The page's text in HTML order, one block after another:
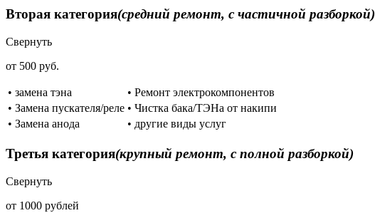
Вторая категория(средний ремонт, с частичной разборкой)
Свернуть
от 500 руб.
• замена тэна
• Ремонт электрокомпонентов
• Замена пускателя/реле • Чистка бака/ТЭНа от накипи
• Замена анода
• другие виды услуг
Третья категория(крупный ремонт, с полной разборкой)
Свернуть
от 1000 рублей